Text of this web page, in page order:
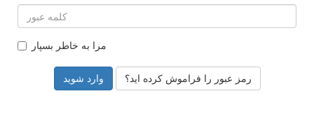
مرا به خاطر بسپار
رمز عبور را فراموش کرده اید؟